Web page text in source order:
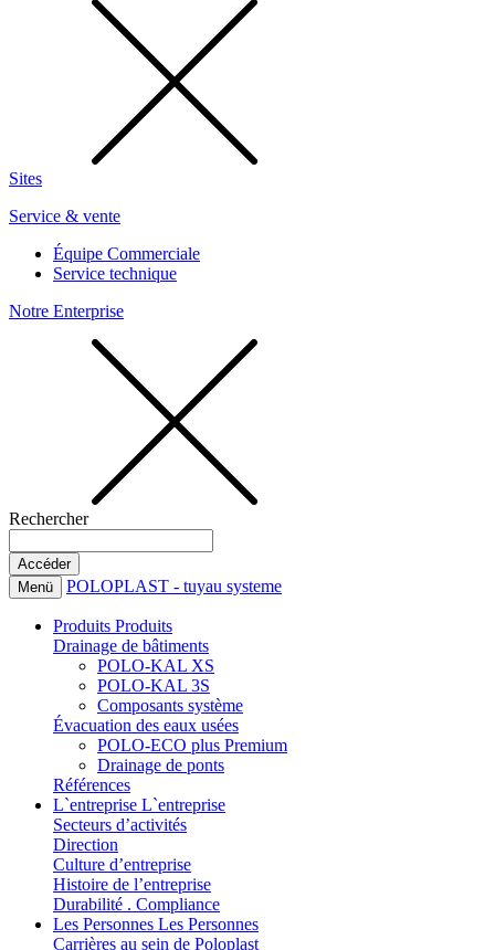
Sites
Service & vente
Équipe Commerciale
Service technique
Notre Enterprise
Rechercher
Menü POLOPLAST - tuyau systeme
Produits Produits
Drainage de bâtiments
POLO-KAL XS
POLO-KAL 3S
Composants système
Évacuation des eaux usées
POLO-ECO plus Premium
Drainage de ponts
Références
L`entreprise L`entreprise
Secteurs d’activités
Direction
Culture d’entreprise
Histoire de l’entreprise
Durabilité . Compliance
Les Personnes Les Personnes
Carrières au sein de Poloplast